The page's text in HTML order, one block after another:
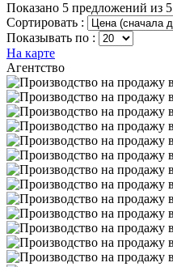
Показано 5 предложений из 5
Сортировать :
Показывать по :
На карте
Агентство